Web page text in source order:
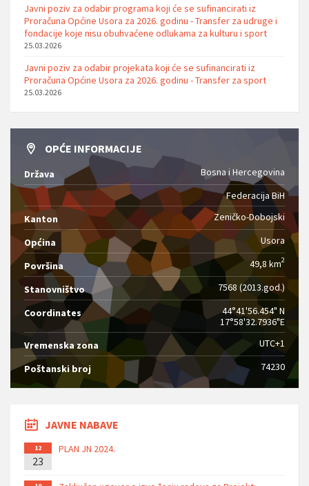
Javni poziv za odabir programa koji će se sufinancirati iz
Proračuna Općine Usora za 2026. godinu - Transfer za udruge i
fondacije koje nisu obuhvaćene odlukama za kulturu i sport
25.03.2026
Javni poziv za odabir projekata koji će se sufinancirati iz
Proračuna Općine Usora za 2026. godinu - Transfer za sport
25.03.2026
OPĆE INFORMACIJE
Država
Bosna i Hercegovina
Federacija BiH
Kanton
Zeničko-Dobojski
Općina Usora
Površina 49,8 km2
Stanovništvo 7568 (2013.god.)
Coordinates
44°41'56.454" N
17°58'32.7936"E
Vremenska zona
UTC+1
Poštanski broj 74230
JAVNE NABAVE
12
23
PLAN JN 2024.